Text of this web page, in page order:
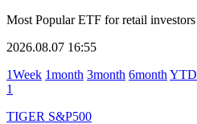
Most Popular ETF for retail investors
2026.08.07 16:55
1Week 1month 3month 6month YTD
1
TIGER S&P500